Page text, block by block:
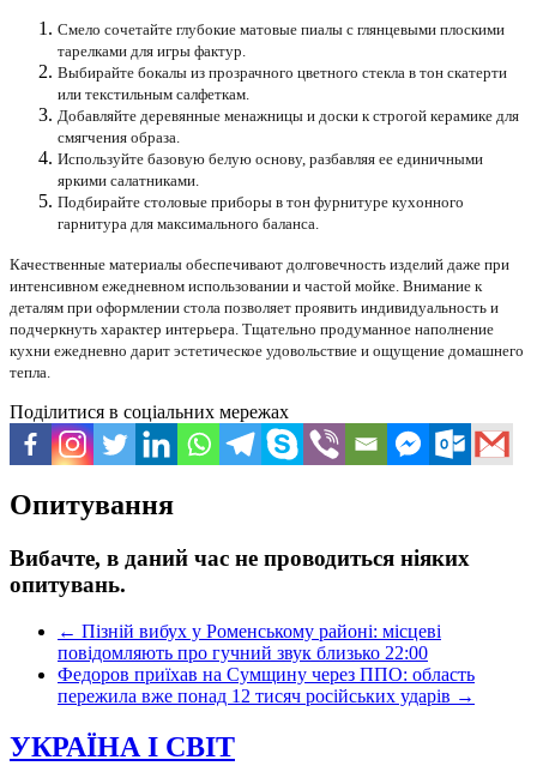
Смело сочетайте глубокие матовые пиалы с глянцевыми плоскими
тарелками для игры фактур.
Выбирайте бокалы из прозрачного цветного стекла в тон скатерти
или текстильным салфеткам.
Добавляйте деревянные менажницы и доски к строгой керамике для
смягчения образа.
Используйте базовую белую основу, разбавляя ее единичными
яркими салатниками.
Подбирайте столовые приборы в тон фурнитуре кухонного
гарнитура для максимального баланса.
Качественные материалы обеспечивают долговечность изделий даже при
интенсивном ежедневном использовании и частой мойке. Внимание к
деталям при оформлении стола позволяет проявить индивидуальность и
подчеркнуть характер интерьера. Тщательно продуманное наполнение
кухни ежедневно дарит эстетическое удовольствие и ощущение домашнего
тепла.
Поділитися в соціальних мережах
Опитування
Вибачте, в даний час не проводиться ніяких
опитувань.
← Пізній вибух у Роменському районі: місцеві
повідомляють про гучний звук близько 22:00
Федоров приїхав на Сумщину через ППО: область
пережила вже понад 12 тисяч російських ударів →
УКРАЇНА І СВІТ